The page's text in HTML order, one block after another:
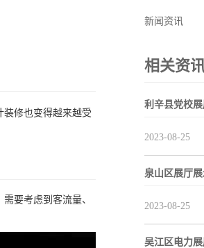
装修也变得越来越受
要考虑到客流量、
新闻资讯
相关资
利辛县党校
2023-08-25
泉山区展厅
2023-08-25
吴江区电力